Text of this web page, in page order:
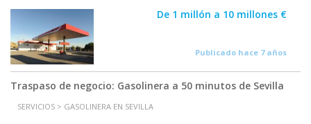
De 1 millón a 10 millones €
Publicado hace 7 años
Traspaso de negocio: Gasolinera a 50 minutos de Sevilla
SERVICIOS > GASOLINERA EN SEVILLA